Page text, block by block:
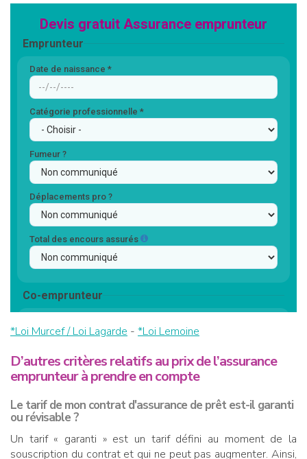
*Loi Murcef / Loi Lagarde - *Loi Lemoine
D’autres critères relatifs au prix de l’assurance
emprunteur à prendre en compte
Le tarif de mon contrat d'assurance de prêt est-il garanti
ou révisable ?
Un tarif « garanti » est un tarif défini au moment de la
souscription du contrat et qui ne peut pas augmenter. Ainsi,